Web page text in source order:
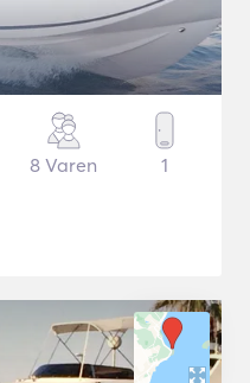
8 Varen 1